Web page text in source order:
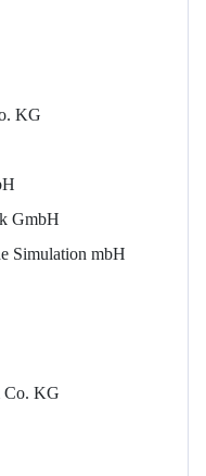
KG
GmbH
Simulation mbH
Co. KG